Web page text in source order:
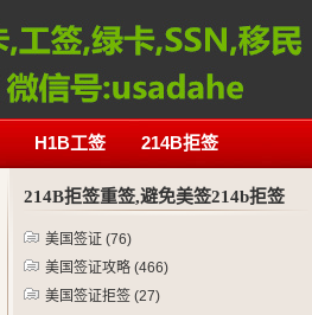
H1B工签 214B拒签
214B拒签重签,避免美签214b拒签
美国签证 (76)
美国签证攻略 (466)
美国签证拒签 (27)